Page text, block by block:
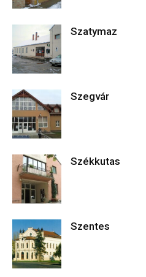
Szatymaz
Szegvár
Székkutas
Szentes